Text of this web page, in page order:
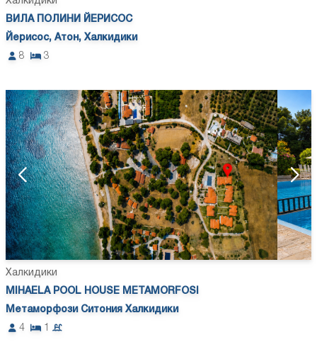
ВИЛА ПОЛИНИ ЙЕРИСОС
Йерисос, Атон, Халкидики
8
3
Халкидики
MIHAELA POOL HOUSE METAMORFOSI
Метаморфози Ситония Халкидики
4